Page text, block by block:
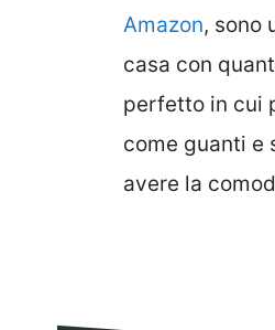
Amazon, sono
casa con
perfetto in cui
come guanti e
avere la